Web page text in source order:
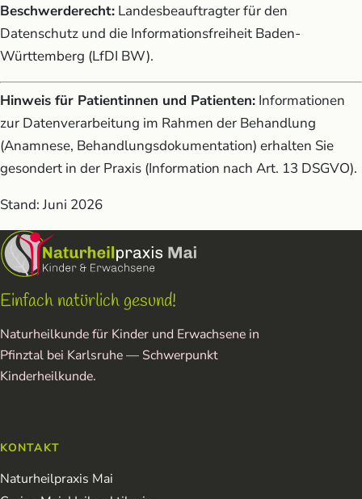
Beschwerderecht: Landesbeauftragter für den
Datenschutz und die Informationsfreiheit Baden-
Württemberg (LfDI BW).
Hinweis für Patientinnen und Patienten: Informationen
zur Datenverarbeitung im Rahmen der Behandlung
(Anamnese, Behandlungsdokumentation) erhalten Sie
gesondert in der Praxis (Information nach Art. 13 DSGVO).
Stand: Juni 2026
Einfach natürlich gesund!
Naturheilkunde für Kinder und Erwachsene in
Pfinztal bei Karlsruhe — Schwerpunkt
Kinderheilkunde.
KONTAKT
Naturheilpraxis Mai